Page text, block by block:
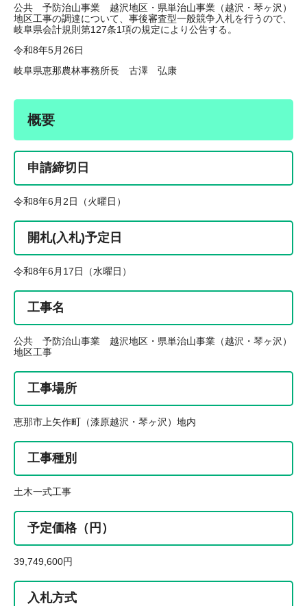
公共 予防治山事業 越沢地区・県単治山事業（越沢・琴ヶ沢）
地区工事の調達について、事後審査型一般競争入札を行うので、
岐阜県会計規則第127条1項の規定により公告する。
令和8年5月26日
岐阜県恵那農林事務所長 古澤 弘康
概要
申請締切日
令和8年6月2日（火曜日）
開札(入札)予定日
令和8年6月17日（水曜日）
工事名
公共 予防治山事業 越沢地区・県単治山事業（越沢・琴ヶ沢）
地区工事
工事場所
恵那市上矢作町（漆原越沢・琴ヶ沢）地内
工事種別
土木一式工事
予定価格（円）
39,749,600円
入札方式